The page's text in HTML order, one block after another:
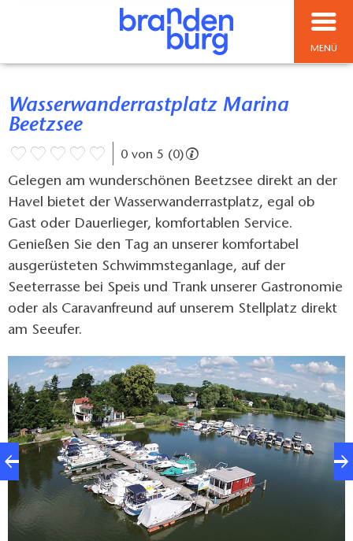
MENÜ
Wasserwanderrastplatz Marina
Beetzsee
0 von 5 (0)
Gelegen am wunderschönen Beetzsee direkt an der
Havel bietet der Wasserwanderrastplatz, egal ob
Gast oder Dauerlieger, komfortablen Service.
Genießen Sie den Tag an unserer komfortabel
ausgerüsteten Schwimmsteganlage, auf der
Seeterrasse bei Speis und Trank unserer Gastronomie
oder als Caravanfreund auf unserem Stellplatz direkt
am Seeufer.